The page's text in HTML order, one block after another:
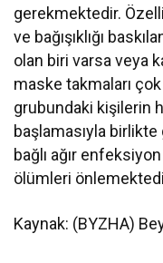
gerekmektedir.
ve bağışıklığı
olan biri varsa veya
maske takmaları
grubundaki kişilerin
başlamasıyla birlikte
bağlı ağır
ölümleri
Kaynak: (BYZHA)